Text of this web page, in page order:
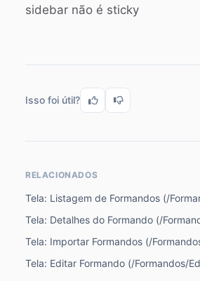
sidebar não é sticky
Isso foi útil?
RELACIONADOS
Tela: Listagem de Formandos (/
Tela: Detalhes do Formando (/
Tela: Importar Formandos (/
Tela: Editar Formando (/Formandos/